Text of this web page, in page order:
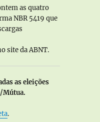
as quatro
NBR 5419 que
site da ABNT.
as eleições
Mútua.
.